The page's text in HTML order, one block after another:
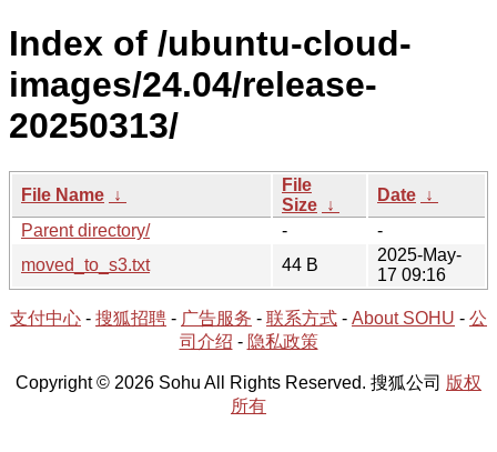
Index of /ubuntu-cloud-
images/24.04/release-
20250313/
File Name ↓
File
Size ↓
Date ↓
Parent directory/
-
-
moved_to_s3.txt
44 B
2025-May-
17 09:16
支付中心 - 搜狐招聘 - 广告服务 - 联系方式 - About SOHU - 公
司介绍 - 隐私政策
Copyright © 2026 Sohu All Rights Reserved. 搜狐公司 版权
所有